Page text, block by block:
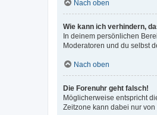
Nach oben
Wie kann ich verhindern,
In deinem persönlichen
Moderatoren und du selbst
Nach oben
Die Forenuhr geht falsch!
Möglicherweise entspricht
Zeitzone kann dabei nur